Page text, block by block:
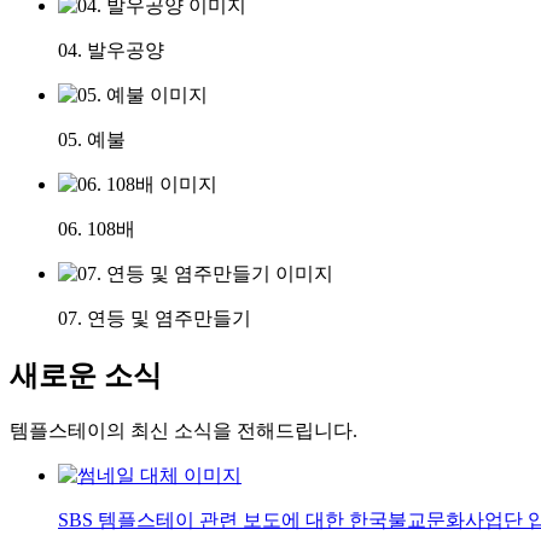
04. 발우공양
05. 예불
06. 108배
07. 연등 및 염주만들기
새로운 소식
템플스테이의 최신 소식을 전해드립니다.
SBS 템플스테이 관련 보도에 대한 한국불교문화사업단